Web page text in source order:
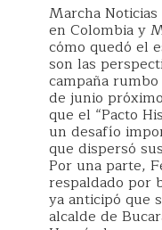
Marcha
en Colombia y
cómo quedó el
son las
campaña
de junio
que el “Pacto
un desafío
que dispersó
Por una parte,
respaldado por
ya anticipó que
alcalde de